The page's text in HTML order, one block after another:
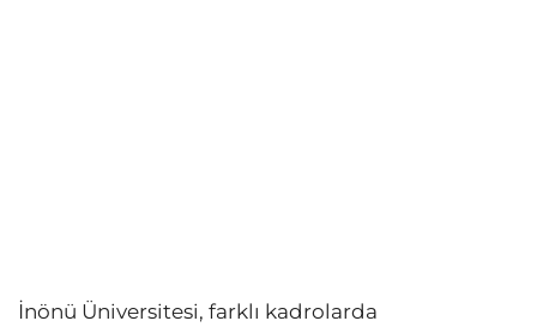
İnönü Üniversitesi, farklı kadrolarda